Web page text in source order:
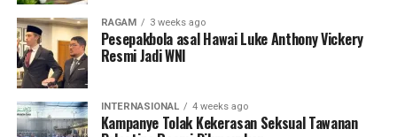
RAGAM 3 weeks ago
Pesepakbola asal Hawai Luke Anthony Vickery
Resmi Jadi WNI
INTERNASIONAL 4 weeks ago
Kampanye Tolak Kekerasan Seksual Tawanan